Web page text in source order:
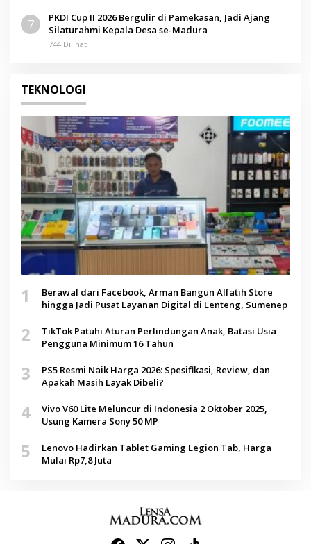
7
PKDI Cup II 2026 Bergulir di Pamekasan, Jadi Ajang
Silaturahmi Kepala Desa se-Madura
744 Dilihat
TEKNOLOGI
1
Berawal dari Facebook, Arman Bangun Alfatih Store
hingga Jadi Pusat Layanan Digital di Lenteng, Sumenep
2
TikTok Patuhi Aturan Perlindungan Anak, Batasi Usia
Pengguna Minimum 16 Tahun
3
PS5 Resmi Naik Harga 2026: Spesifikasi, Review, dan
Apakah Masih Layak Dibeli?
4
Vivo V60 Lite Meluncur di Indonesia 2 Oktober 2025,
Usung Kamera Sony 50 MP
5
Lenovo Hadirkan Tablet Gaming Legion Tab, Harga
Mulai Rp7,8 Juta